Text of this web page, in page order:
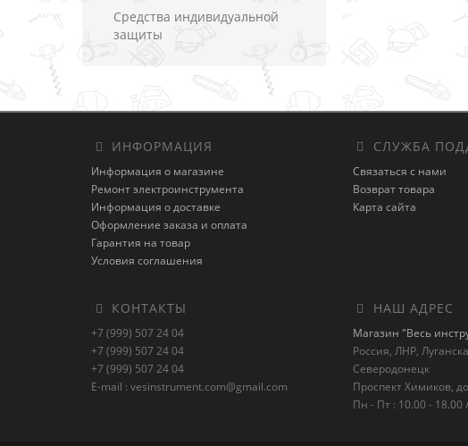
Средства индивидуальной
защиты
ИНФОРМАЦИЯ
Информация о магазине
Ремонт электроинструмента
Информация о доставке
Оформление заказа и оплата
Гарантия на товар
Условия соглашения
СЛУЖБА
Связаться с нами
Возврат товара
Карта сайта
КОНТАКТЫ
+7 (999) 507 24 04
+7 (999) 507 24 04
+7 (999) 507 24 04
E-mail : vesinstrument.com@gmail.com
НАШ АДРЕС
Магазин "Весь
Россия, ЛНР,
Северодонецк
Проспект Химиков,
Пн - Пт : 10.00 - 18.00